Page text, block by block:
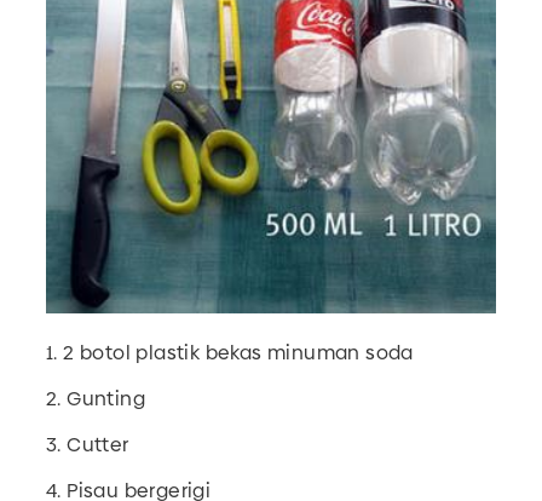
1. 2 botol plastik bekas minuman soda
2. Gunting
3. Cutter
4. Pisau bergerigi